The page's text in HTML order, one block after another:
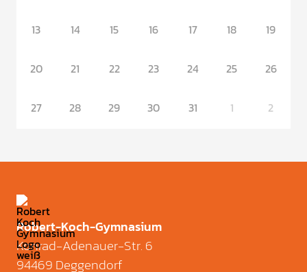
13 14 15 16 17 18 19
20 21 22 23 24 25 26
27 28 29 30 31 1 2
Robert-Koch-Gymnasium
Konrad-Adenauer-Str. 6
94469 Deggendorf